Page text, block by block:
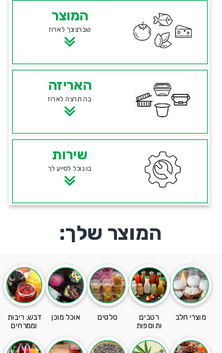
המוצר
שברצונך לארוז
האריזה
בה תרצה לארוז
שירות
בו נוכל לסייע לך
המוצר שלך:
מוצרי חלב
רטבים
ותוספות
סלטים אוכל מוכן
דבש, ריבות
וממרחים